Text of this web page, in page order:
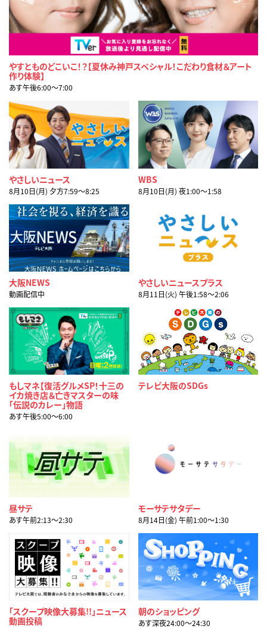
やすとものどこいこ！？【夏休み神戸スペシャル！こだわり食材＆アート
作り体験】
あす午後6:00〜7:00
やさしいニュース
8月10日(月) 夕方7:59〜8:25
WBS
8月10日(月) 夜1:00〜1:58
大阪NEWS
動画配信中
やさしいニュースプラス
8月11日(火) 午後1:58〜2:06
もしマネ【復活グルメSP！十三の
イカ焼き店＆亡きマスターの味
「伝説のカレー」物語
あす午後5:00〜6:00
テレビ大阪のSDGs
昼サテ
あす午前2:13〜2:30
モーサテサタデー
8月14日(金) 午前1:00〜1:30
「スクープ映像大募集!!」ニュース
動画投稿
朝のショッピング
あす深夜24:00〜24:30